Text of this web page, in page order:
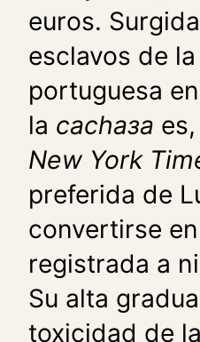
euros.
esclavos de
portuguesa
la cachaзa
New York
preferida de
convertirse
registrada a
Su alta
toxicidad de